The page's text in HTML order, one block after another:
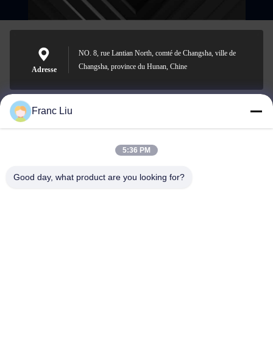
Adresse
NO. 8, rue Lantian North, comté de Changsha, ville de
Changsha, province du Hunan, Chine
sales09@vdbattery.com
Franc Liu
5:36 PM
Good day, what product are you looking for?